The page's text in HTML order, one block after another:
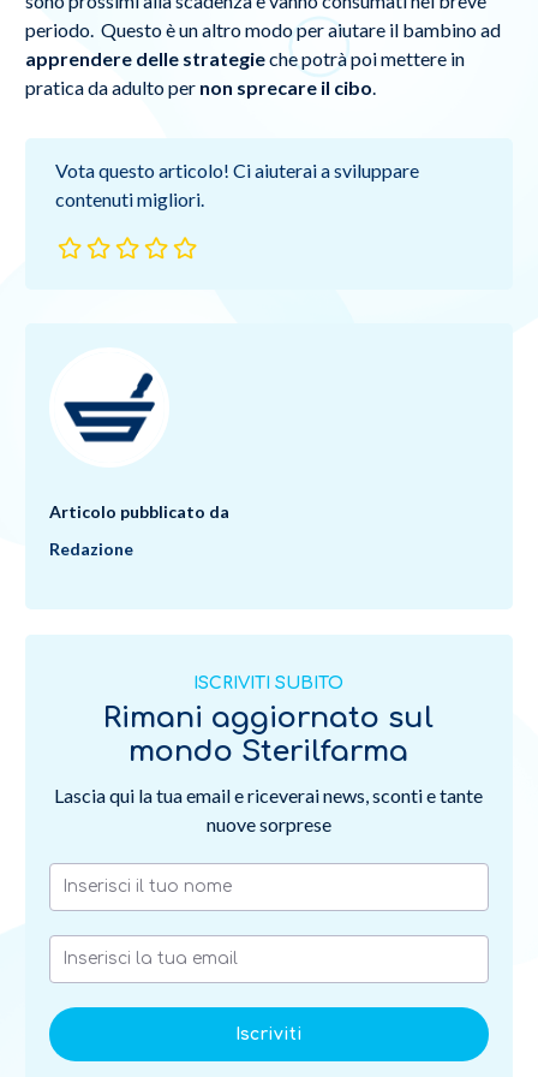
periodo. Questo è un altro modo per aiutare il bambino ad
apprendere delle strategieche potrà poi mettere in
pratica da adulto per non sprecare il cibo
Vota questo articolo! Ci aiuterai a sviluppare
contenuti migliori.
Articolo pubblicato da
Redazione
ISCRIVITI SUBITO
Rimani aggiornato sul
mondo Sterilfarma
Lascia qui la tua email e riceverai news, sconti e tante
nuove sorprese
Iscriviti